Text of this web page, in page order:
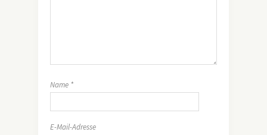
Name *
E-Mail-Adresse